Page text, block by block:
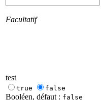
Facultatif
test
true false
Booléen, défaut : false